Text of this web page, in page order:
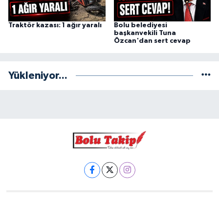
Traktör kazası: 1 ağır yaralı
Bolu belediyesi
başkanvekili Tuna
Özcan'dan sert cevap
Yükleniyor...